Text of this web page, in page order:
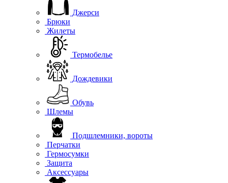
Джерси
Брюки
Жилеты
Термобелье
Дождевики
Обувь
Шлемы
Подшлемники, вороты
Перчатки
Гермосумки
Защита
Аксессуары